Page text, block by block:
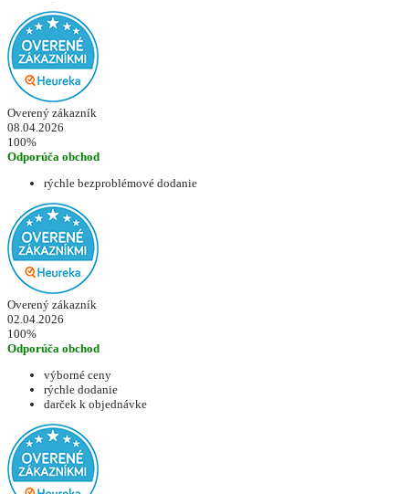
Overený zákazník
08.04.2026
100%
Odporúča obchod
rýchle bezproblémové dodanie
Overený zákazník
02.04.2026
100%
Odporúča obchod
výborné ceny
rýchle dodanie
darček k objednávke